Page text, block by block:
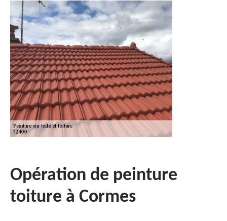
Opération de peinture
toiture à Cormes